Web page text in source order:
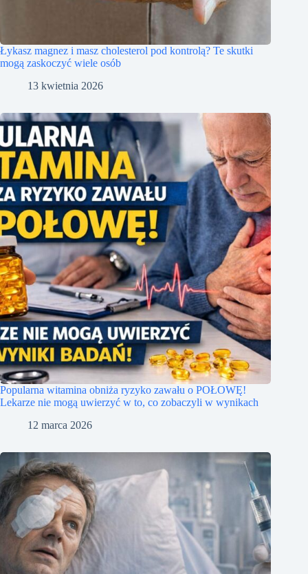
Łykasz magnez i masz cholesterol pod kontrolą? Te skutki
mogą zaskoczyć wiele osób
13 kwietnia 2026
Popularna witamina obniża ryzyko zawału o POŁOWĘ!
Lekarze nie mogą uwierzyć w to, co zobaczyli w wynikach
12 marca 2026